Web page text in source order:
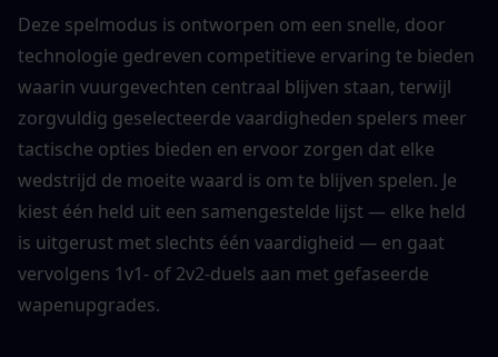
Deze spelmodus is ontworpen om een snelle, door
technologie gedreven competitieve ervaring te bieden
waarin vuurgevechten centraal blijven staan, terwijl
zorgvuldig geselecteerde vaardigheden spelers meer
tactische opties bieden en ervoor zorgen dat elke
wedstrijd de moeite waard is om te blijven spelen. Je
kiest één held uit een samengestelde lijst — elke held
is uitgerust met slechts één vaardigheid — en gaat
vervolgens 1v1- of 2v2-duels aan met gefaseerde
wapenupgrades.